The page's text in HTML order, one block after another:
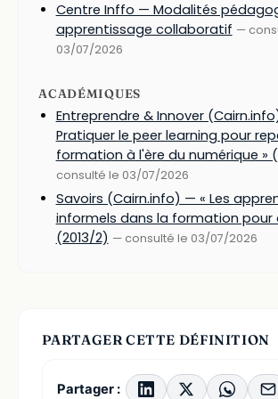
Centre Inffo — Modalités
apprentissage collaboratif —
03/07/2026
ACADÉMIQUES
Entreprendre & Innover
Pratiquer le peer learning pour
formation à l'ère du numérique »
consulté le 03/07/2026
Savoirs (Cairn.info) — « Les
informels dans la formation pour
(2013/2) — consulté le 03/07/2026
PARTAGER CETTE DÉFINITION
Partager :